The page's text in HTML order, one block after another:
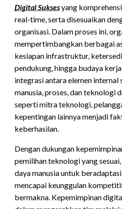
Digital Suksesyang
real-time, serta disesuaikan
organisasi. Dalam proses ini,
mempertimbangkan berbagai
kesiapan infrastruktur,
pendukung, hingga budaya
integrasi antara elemen internal
manusia, proses, dan teknologi
seperti mitra teknologi,
kepentingan lainnya menjadi
keberhasilan.
Dengan dukungan
pemilihan teknologi yang
daya manusia untuk
mencapai keunggulan
bermakna. Kepemimpinan